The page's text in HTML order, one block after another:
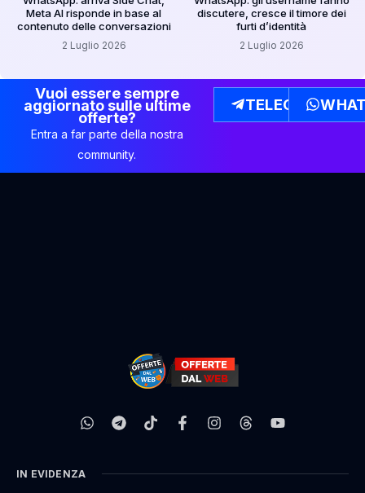
Meta AI risponde in base al
contenuto delle conversazioni
2 Luglio 2026
discutere, cresce il timore dei
furti d’identità
2 Luglio 2026
Vuoi essere sempre
aggiornato sulle ultime
offerte?
Entra a far parte della nostra
community.
TELEGRAM
IN EVIDENZA